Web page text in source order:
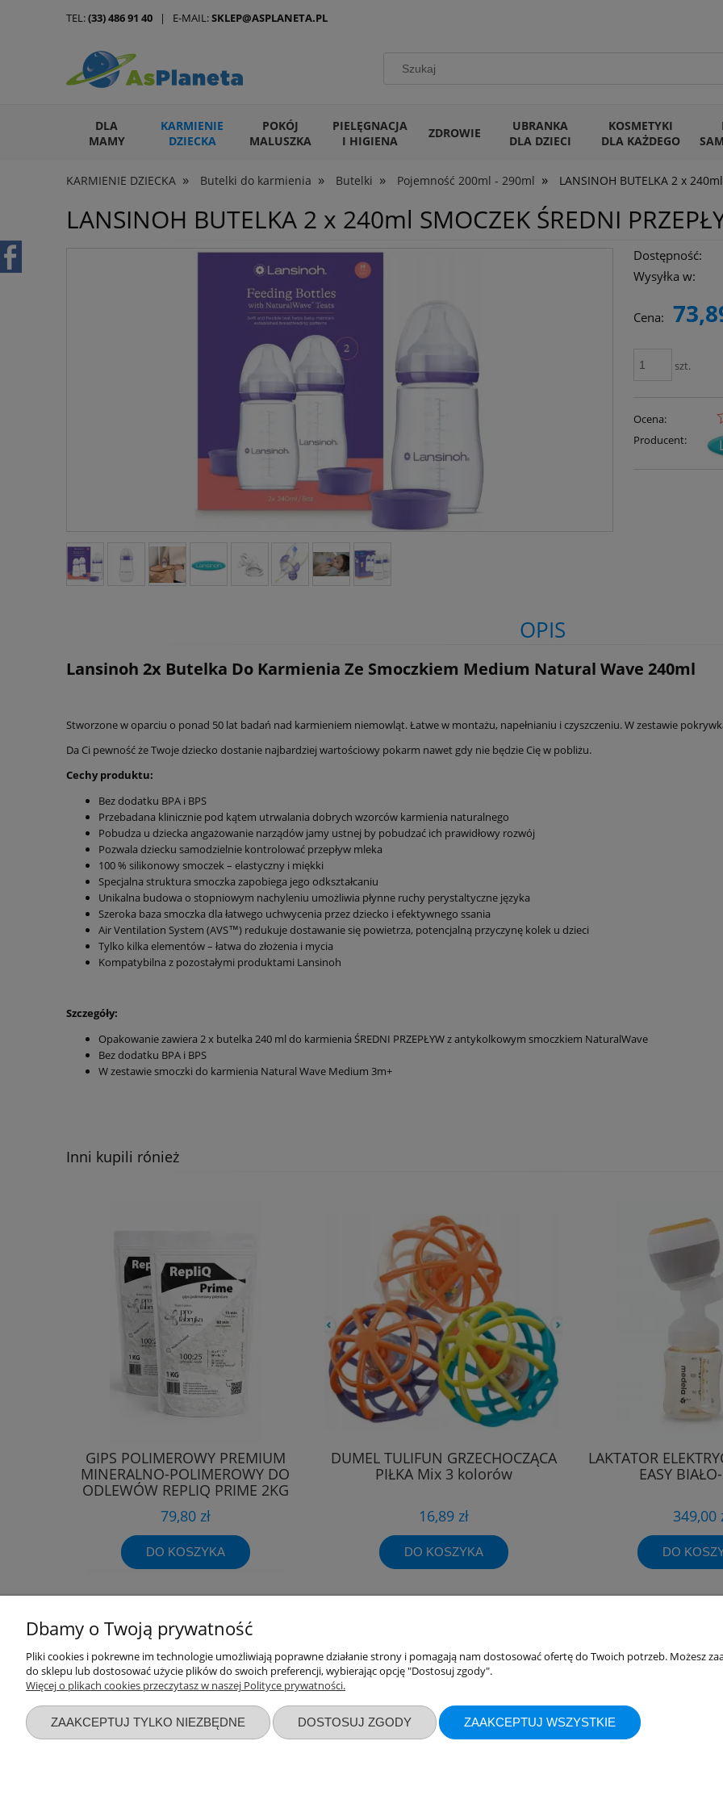
DLA
MAMY
KARMIENIE
DZIECKA
POKÓJ
MALUSZKA
PIELĘGNACJA
I HIGIENA
ZDROWIE
UBRANKA
DLA DZIECI
KOSMETYKI
DLA KAŻDEGO
ARTYKUŁY DLA ZWIERZĄT
KARMIENIE DZIECKA » Butelki do karmienia » Butelki » Pojemność 200ml - 290ml » LANSINOH BUTELKA 2 x
TEL:(33) 486 91 40 | E-MAIL:SKLEP@ASPLANETA.PL
LANSINOH BUTELKA 2 x 240ml SMOCZEK ŚREDNI
Dostępność:
Wysyłka w:
Cena:
szt.
Ocena:
Producent:
OPIS
Lansinoh 2x Butelka Do Karmienia Ze Smoczkiem Medium Natural Wave 240ml
Stworzone w oparciu o ponad 50 lat badań nad karmieniem niemowląt. Łatwe w montażu, napełnianiu i czyszczeniu. W zestawie
Da Ci pewność że Twoje dziecko dostanie najbardziej wartościowy pokarm nawet gdy nie będzie Cię w pobliżu.
Cechy produktu:
Bez dodatku BPA i BPS
Przebadana klinicznie pod kątem utrwalania dobrych wzorców karmienia naturalnego
Pobudza u dziecka angażowanie narządów jamy ustnej by pobudzać ich prawidłowy rozwój
Pozwala dziecku samodzielnie kontrolować przepływ mleka
100 % silikonowy smoczek – elastyczny i miękki
Specjalna struktura smoczka zapobiega jego odkształcaniu
Unikalna budowa o stopniowym nachyleniu umożliwia płynne ruchy perystaltyczne języka
Szeroka baza smoczka dla łatwego uchwycenia przez dziecko i efektywnego ssania
Air Ventilation System (AVS™) redukuje dostawanie się powietrza, potencjalną przyczynę kolek u dzieci
Tylko kilka elementów – łatwa do złożenia i mycia
Kompatybilna z pozostałymi produktami Lansinoh
Szczegóły:
Opakowanie zawiera 2 x butelka 240 ml do karmienia ŚREDNI PRZEPŁYW z antykolkowym smoczkiem NaturalWave
Bez dodatku BPA i BPS
W zestawie smoczki do karmienia Natural Wave Medium 3m+
Inni kupili rónież
GIPS POLIMEROWY PREMIUM
MINERALNO-POLIMEROWY DO
ODLEWÓW REPLIQ PRIME 2KG
79,80 zł
DO KOSZYKA
DUMEL TULIFUN GRZECHOCZĄCA
PIŁKA Mix 3 kolorów
16,89 zł
DO KOSZYKA
LAKTATOR
EASY
349,00
DO
Przydatne linki
Nowości
Promocje
Wyprawka dla noworodka
Warunki zakupów
Regulaminy
Zwroty i reklamacje
Polityka prywatności
Moje konto
Ustawienia konta
Przechowalnia
Dbamy o Twoją prywatność
Pliki cookies i pokrewne im technologie umożliwiają poprawne działanie strony i pomagają nam dostosować ofertę do Twoich potrzeb. Możesz
do sklepu lub dostosować użycie plików do swoich preferencji, wybierając opcję "Dostosuj zgody".
Więcej o plikach cookies przeczytasz w naszej Polityce prywatności.
ZAAKCEPTUJ TYLKO NIEZBĘDNE DOSTOSUJ ZGODY ZAAKCEPTUJ WSZYSTKIE